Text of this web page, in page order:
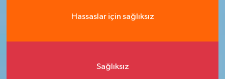
Hassaslar için sağlıksız
Sağlıksız